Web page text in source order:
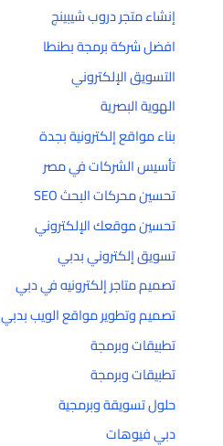
إنشاء متجر دروب شيبينج
افضل شركة برمجة بطنطا
التسويق الإلكتروني
الهوية البصرية
بناء مواقع إلكترونية بجدة
تأسيس الشركات في مصر
تحسين محركات البحث SEO
تحسين موقعك الإلكتروني
تسويق إلكتروني بدبي
تصميم متاجر إلكترونيه في دبي
تصميم وتطوير مواقع الويب بدبي
تطبيقات وبرمجة
تطبيقات وبرمجة
حلول تسويقة وبرمجية
دبي فيوهات